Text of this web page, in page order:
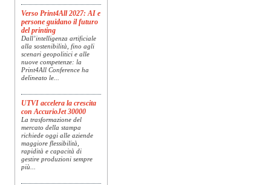
Verso Print4All 2027: AI e
persone guidano il futuro
del printing
Dall’intelligenza artificiale
alla sostenibilità, fino agli
scenari geopolitici e alle
nuove competenze: la
Print4All Conference ha
delineato le...
UTVI accelera la crescita
con AccurioJet 30000
La trasformazione del
mercato della stampa
richiede oggi alle aziende
maggiore flessibilità,
rapidità e capacità di
gestire produzioni sempre
più...